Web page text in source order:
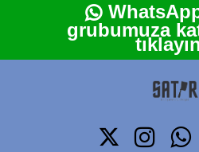

grubumuza
  